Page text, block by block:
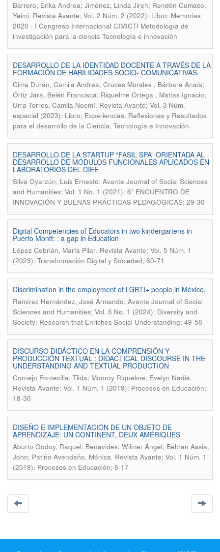
Barrero, Erika Andrea; Jiménez, Linda Jireh; Rendón Cumaco,
Yeimi. Revista Avante; Vol. 2 Núm. 2 (2022): Libro; Memorias
2020 - I Congreso Internacional CIMICTI Metodología de
investigación para la ciencia Tecnología e innovación
DESARROLLO DE LA IDENTIDAD DOCENTE A TRAVÉS DE LA
FORMACIÓN DE HABILIDADES SOCIO- COMUNICATIVAS.
Cima Durán, Camila Andrea; Cruces Morales , Bárbara Anaís;
Ortiz Jara, Belén Francisca; Riquelme Ortega , Matías Ignacio;
Urra Torres, Camila Noemí. Revista Avante; Vol. 3 Núm.
especial (2023): Libro; Experiencias, Reflexiones y Resultados
para el desarrollo de la Ciencia, Tecnología e Innovación
DESARROLLO DE LA STARTUP “FASIL SPA” ORIENTADA AL
DESARROLLO DE MÓDULOS FUNCIONALES APLICADOS EN
LABORATORIOS DEL DIEE
Silva Oyarzún, Luis Ernesto. Avante Journal of Social Sciences
and Humanities; Vol. 1 No. 1 (2021): 6° ENCUENTRO DE
INNOVACIÓN Y BUENAS PRÁCTICAS PEDAGÓGICAS; 29-30
Digital Competencies of Educators in two kindergartens in
Puerto Montt: : a gap in Education
López Cebrián, María Pilar. Revista Avante; Vol. 5 Núm. 1
(2023): Transformación Digital y Sociedad; 60-71
Discrimination in the employment of LGBTI+ people in México.
Ramírez Hernández, José Armando. Avante Journal of Social
Sciences and Humanities; Vol. 6 No. 1 (2024): Diversity and
Society: Research that Enriches Social Understanding; 49-58
DISCURSO DIDÁCTICO EN LA COMPRENSIÓN Y
PRODUCCIÓN TEXTUAL : DIDACTICAL DISCOURSE IN THE
UNDERSTANDING AND TEXTUAL PRODUCTION
Cornejo Fontecilla, Tilda; Monroy Riquelme, Evelyn Nadia.
Revista Avante; Vol. 1 Núm. 1 (2019): Procesos en Educación;
18-30
DISEÑO E IMPLEMENTACIÓN DE UN OBJETO DE
APRENDIZAJE: UN CONTINENT, DEUX AMÉRIQUES
Aburto Godoy, Raquel; Benavides, Wilmer Ángel; Beltran Assia,
John; Patiño Avendaño, Mónica. Revista Avante; Vol. 1 Núm. 1
(2019): Procesos en Educación; 8-17